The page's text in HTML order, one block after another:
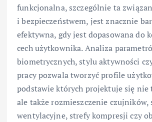
funkcjonalna, szczególnie ta
i bezpieczeństwem, jest znacznie
efektywna, gdy jest dopasowana do
cech użytkownika. Analiza
biometrycznych, stylu aktywności
pracy pozwala tworzyć profile
podstawie których projektuje się nie
ale także rozmieszczenie
wentylacyjne, strefy kompresji czy